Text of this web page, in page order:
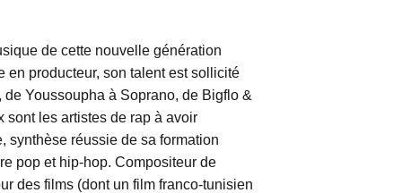
de cette nouvelle génération
en producteur, son talent est sollicité
Youssoupha à Soprano, de Bigflo &
sont les artistes de rap à avoir
synthèse réussie de sa formation
pop et hip-hop. Compositeur de
des films (dont un film franco-tunisien